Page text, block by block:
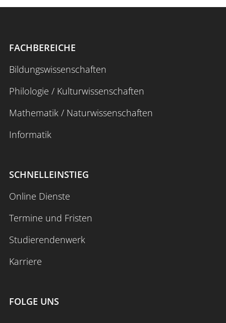
FACHBEREICHE
Bildungswissenschaften
Philologie / Kulturwissenschaften
Mathematik / Naturwissenschaften
Informatik
SCHNELLEINSTIEG
Online Dienste
Termine und Fristen
Studierendenwerk
Karriere
FOLGE UNS